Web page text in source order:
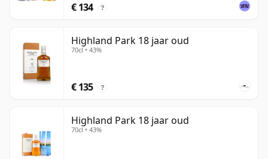
€ 134 ?
Highland Park 18 jaar oud
70cl • 43%
€ 135 ?
Highland Park 18 jaar oud
70cl • 43%